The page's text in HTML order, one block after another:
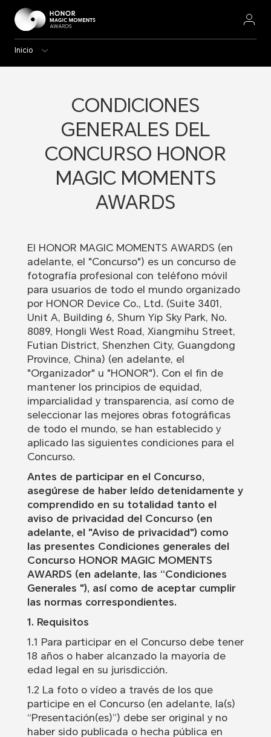
Inicio
CONDICIONES
GENERALES DEL
CONCURSO HONOR
MAGIC MOMENTS
AWARDS
El HONOR MAGIC MOMENTS AWARDS (en
adelante, el "Concurso") es un concurso de
fotografía profesional con teléfono móvil
para usuarios de todo el mundo organizado
por HONOR Device Co., Ltd. (Suite 3401,
Unit A, Building 6, Shum Yip Sky Park, No.
8089, Hongli West Road, Xiangmihu Street,
Futian District, Shenzhen City, Guangdong
Province, China) (en adelante, el
"Organizador" u "HONOR"). Con el fin de
mantener los principios de equidad,
imparcialidad y transparencia, así como de
seleccionar las mejores obras fotográficas
de todo el mundo, se han establecido y
aplicado las siguientes condiciones para el
Concurso.
Antes de participar en el Concurso,
asegúrese de haber leído detenidamente y
comprendido en su totalidad tanto el
aviso de privacidad del Concurso (en
adelante, el "Aviso de privacidad") como
las presentes Condiciones generales del
Concurso HONOR MAGIC MOMENTS
AWARDS (en adelante, las “Condiciones
Generales "), así como de aceptar cumplir
las normas correspondientes.
1. Requisitos
1.1 Para participar en el Concurso debe tener
18 años o haber alcanzado la mayoría de
edad legal en su jurisdicción.
1.2 La foto o vídeo a través de los que
participe en el Concurso (en adelante, la(s)
“Presentación(es)”) debe ser original y no
haber sido publicada o hecha pública en